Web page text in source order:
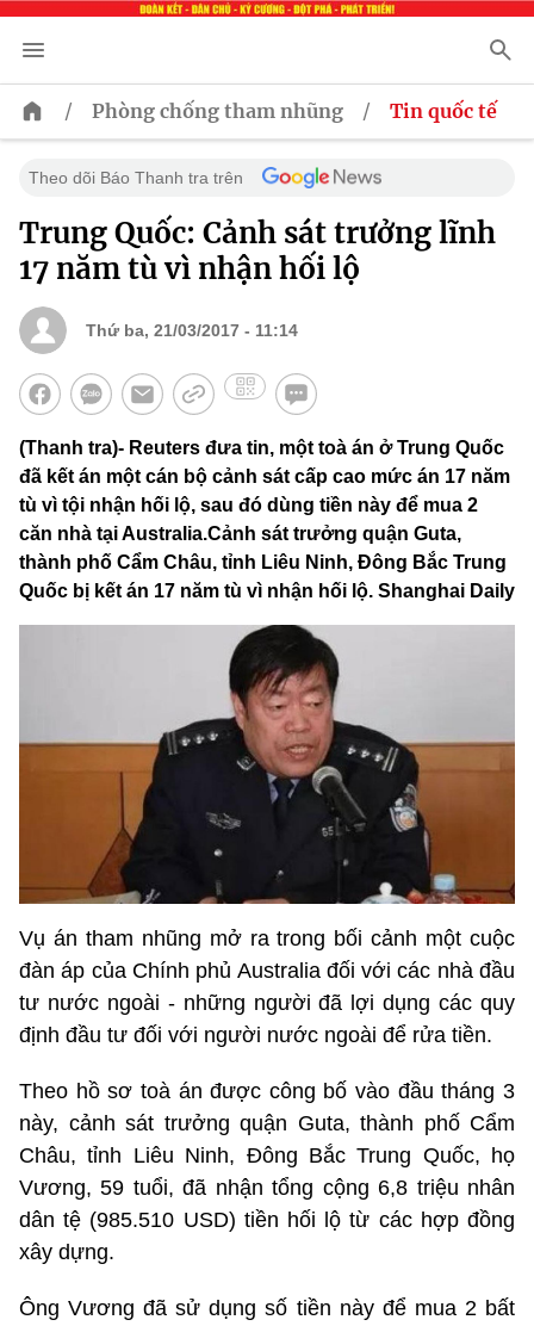
/ Phòng chống tham nhũng / Tin quốc tế
Theo dõi Báo Thanh tra trên
Trung Quốc: Cảnh sát trưởng lĩnh
17 năm tù vì nhận hối lộ
Thứ ba, 21/03/2017 - 11:14
(Thanh tra)- Reuters đưa tin, một toà án ở Trung Quốc
đã kết án một cán bộ cảnh sát cấp cao mức án 17 năm
tù vì tội nhận hối lộ, sau đó dùng tiền này để mua 2
căn nhà tại Australia.Cảnh sát trưởng quận Guta,
thành phố Cẩm Châu, tỉnh Liêu Ninh, Đông Bắc Trung
Quốc bị kết án 17 năm tù vì nhận hối lộ. Shanghai Daily
Vụ án tham nhũng mở ra trong bối cảnh một cuộc
đàn áp của Chính phủ Australia đối với các nhà đầu
tư nước ngoài - những người đã lợi dụng các quy
định đầu tư đối với người nước ngoài để rửa tiền.
Theo hồ sơ toà án được công bố vào đầu tháng 3
này, cảnh sát trưởng quận Guta, thành phố Cẩm
Châu, tỉnh Liêu Ninh, Đông Bắc Trung Quốc, họ
Vương, 59 tuổi, đã nhận tổng cộng 6,8 triệu nhân
dân tệ (985.510 USD) tiền hối lộ từ các hợp đồng
xây dựng.
Ông Vương đã sử dụng số tiền này để mua 2 bất